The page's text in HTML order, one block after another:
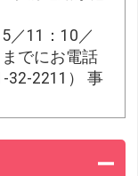
／11：10／
でにお電話
32-2211） 事